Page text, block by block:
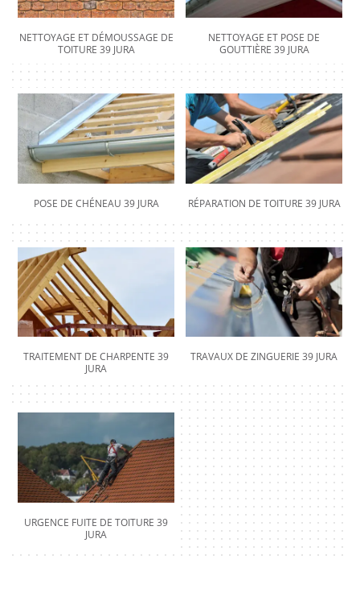
NETTOYAGE ET DÉMOUSSAGE DE
TOITURE 39 JURA
NETTOYAGE ET POSE DE
GOUTTIÈRE 39 JURA
POSE DE CHÉNEAU 39 JURA RÉPARATION DE TOITURE 39 JURA
TRAITEMENT DE CHARPENTE 39
JURA
TRAVAUX DE ZINGUERIE 39 JURA
URGENCE FUITE DE TOITURE 39
JURA